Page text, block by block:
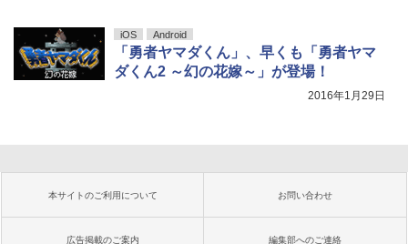
iOS Android
「勇者ヤマダくん」、早くも「勇者ヤマ
ダくん2 ～幻の花嫁～」が登場！
2016年1月29日
本サイトのご利用について お問い合わせ
広告掲載のご案内 編集部へのご連絡